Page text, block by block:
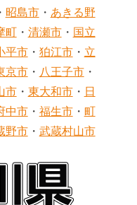
・ 昭島市・ あきる野
町・ 清瀬市・ 国立
平市・ 狛江市・ 立
京市・ 八王子市・
市・ 東大和市・ 日
中市・ 福生市・ 町
野市・ 武蔵村山市